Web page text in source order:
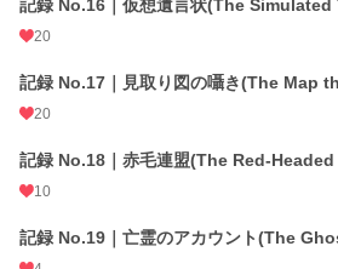
記録 No.16｜仮想遺言状(The Simulated
20
記録 No.17｜見取り図の囁き(The Map
20
記録 No.18｜赤毛連盟(The Red-
10
記録 No.19｜亡霊のアカウント(The